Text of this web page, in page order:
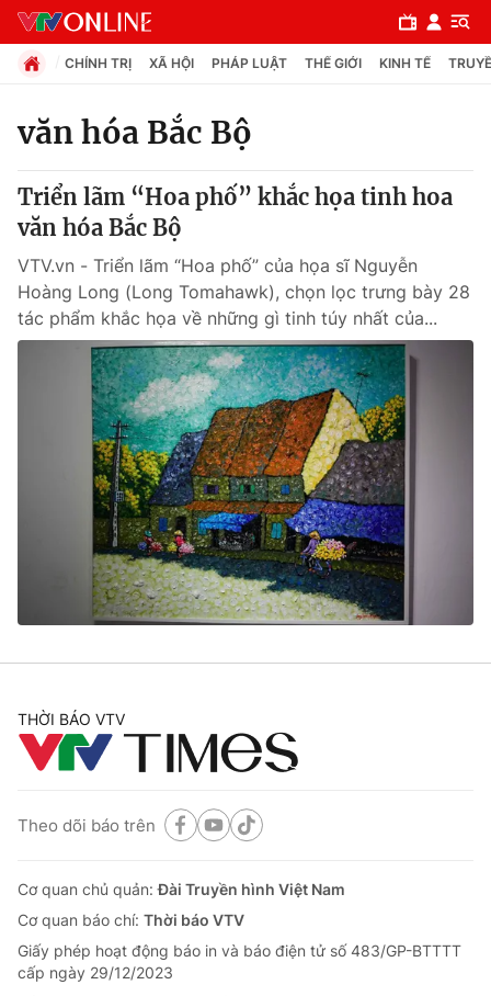
Chuyên mục
Chính trị
Xã hội
Pháp luật
Thế giới đó đây
Câu chuyện quốc tế
Thị trường
Góc doanh nghiệp
Dữ liệu và đời sống
Truyền hình
Phim VTV
Hậu trường
Giải sao mai
Giải trí
Điện ảnh
Âm nhạc
Du lịch
Làm đẹp
Chất lượng cuộc sống
Tuyển sinh
Học trực tuyến
Công nghệ
Hitech Công nghệ tương lai
Giao lưu trực tuyến
CHÍNH TRỊ XÃ HỘI PHÁP LUẬT THẾ GIỚI KINH TẾ
văn hóa Bắc Bộ
Triển lãm “Hoa phố” khắc họa tinh hoa
văn hóa Bắc Bộ
VTV.vn - Triển lãm “Hoa phố” của họa sĩ Nguyễn
Hoàng Long (Long Tomahawk), chọn lọc trưng bày 28
tác phẩm khắc họa về những gì tinh túy nhất của...
THỜI BÁO VTV
Theo dõi báo trên
Cơ quan chủ quản:Đài Truyền hình Việt Nam
Cơ quan báo chí: Thời báo VTV
Giấy phép hoạt động báo in và báo điện tử số 483/GP-BTTTT
cấp ngày 29/12/2023